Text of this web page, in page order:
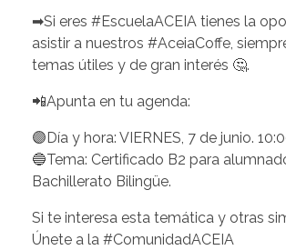
➡Si eres #EscuelaACEIA tienes la
asistir a nuestros #AceiaCoffe,
temas útiles y de gran interés 🤔.
📲Apunta en tu agenda:
🟣Día y hora: VIERNES, 7 de junio.
🔵Tema: Certificado B2 para
Bachillerato Bilingüe.
Si te interesa esta temática y otras
Únete a la #ComunidadACEIA